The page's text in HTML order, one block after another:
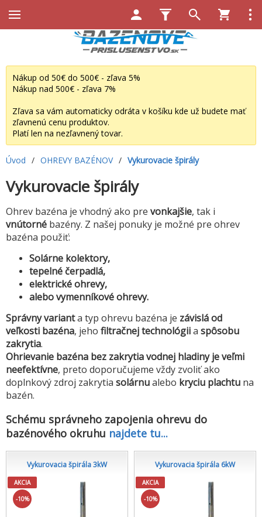
Nákup od 50€ do 500€ - zľava 5%
Nákup nad 500€ - zľava 7%
Zľava sa vám automaticky odráta v košíku kde už budete mať
zľavnenú cenu produktov.
Platí len na nezľavnený tovar.
Úvod / OHREVY BAZÉNOV / Vykurovacie špirály
Vykurovacie špirály
Ohrev bazéna je vhodný ako pre vonkajšie, tak i
vnútorné bazény. Z našej ponuky je možné pre ohrev
bazéna použiť:
Solárne kolektory,
tepelné čerpadlá,
elektrické ohrevy,
alebo vymenníkové ohrevy.
Správny varianta typ ohrevu bazéna je závislá od
veľkosti bazéna, jeho filtračnejtechnológiia spôsobu
zakrytia.
Ohrievanie bazéna bez zakrytia vodnej hladiny je veľmi
neefektívne, preto doporučujeme vždy zvoliť ako
doplnkový zdroj zakrytia solárnualebo kryciu plachtu na
bazén.
Schému správneho zapojenia ohrevu do
bazénového okruhu najdete tu...
Vykurovacia špirála 3kW
AKCIA
-10%
Vykurovacia špirála 6kW
AKCIA
-10%